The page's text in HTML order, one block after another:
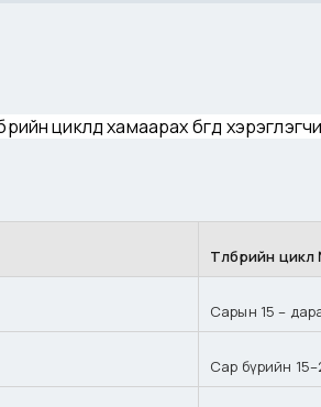
хамаарах бөгөөд хэрэглэгчид
Төлбөрийн
Сарын 15 –
Сар бүрийн